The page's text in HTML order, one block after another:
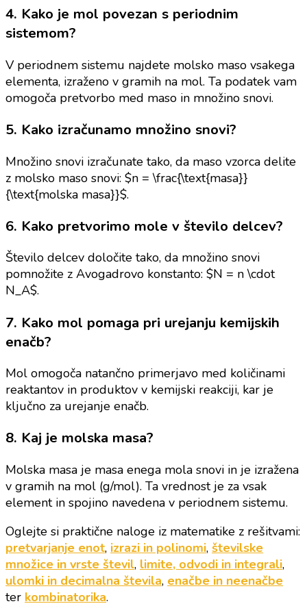
4. Kako je mol povezan s periodnim
sistemom?
V periodnem sistemu najdete molsko maso vsakega
elementa, izraženo v gramih na mol. Ta podatek vam
omogoča pretvorbo med maso in množino snovi.
5. Kako izračunamo množino snovi?
Množino snovi izračunate tako, da maso vzorca delite
z molsko maso snovi: $n = \frac{\text{masa}}
{\text{molska masa}}$.
6. Kako pretvorimo mole v število delcev?
Število delcev določite tako, da množino snovi
pomnožite z Avogadrovo konstanto: $N = n \cdot
N_A$.
7. Kako mol pomaga pri urejanju kemijskih
enačb?
Mol omogoča natančno primerjavo med količinami
reaktantov in produktov v kemijski reakciji, kar je
ključno za urejanje enačb.
8. Kaj je molska masa?
Molska masa je masa enega mola snovi in je izražena
v gramih na mol (g/mol). Ta vrednost je za vsak
element in spojino navedena v periodnem sistemu.
Oglejte si praktične naloge iz matematike z rešitvami:
pretvarjanje enot, izrazi in polinomi, številske
množice in vrste števil, limite, odvodi in integrali,
ulomki in decimalna števila, enačbe in neenačbe
ter kombinatorika.